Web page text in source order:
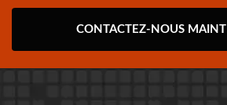
CONTACTEZ-NOUS